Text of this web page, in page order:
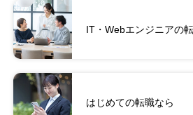
IT・Webエンジニアの
はじめての転職なら